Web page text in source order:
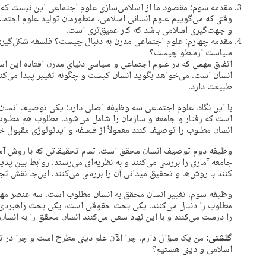
مقدمه سوم: مقصود ما از اسلامی‌سازی علوم اجتماعی این نیست
وقتی که می‌گوییم علوم انسانی اسلامی، منظورمان تولید علوم
و جهت‌گیری اسلامی باشد که کار عمیق‌تری است.
مقدمه چهارم: علوم اجتماعی مدرن به دنبال چیست؟ فلسفه
سیاست ارسطو چیست؟
اتفاق مهمی که در علوم اجتماعی و سیاسی دنیای مدرن افتاده
انسان است. می‌خواهد بگوید انسان کیست و چگونه تغییر پیدا
طبیعت دارد.
با این نگاه، علوم اجتماعی سه وظیفه اصلی دارد: یکی توصیف
است که رفتار و جامعه و سازمان را شامل می‌شود. مطلوب هم
انسان مطلوب را توصیف کنند معمولاً از فلسفه و ایدئولوژی
وظیفه دوم توصیف انسان محقق است. تمام تحقیقاتی که با روش
جامعه آماری را بررسی می‌کنند و به نظریه‌ای می‌رسند. روابط
کنند با روش‌ها و تحقیق میدانی آن را بررسی می‌­کنند. این‌جا نقش
وظیفه سوم، تغییر انسان محقق به انسان مطلوب است. سه عنصر
مطلوب را دنبال می‌کنند. یکی بحث حقوقی است، یکی بحث راهبردی
را درست می‌کنند و با این نهاد سعی می‌کنند انسان محقق را به
گلشنی: من یک سؤال دارم. چرا الآن علم دینی مطرح است و چرا در
اسلامی و دینی هستیم؟